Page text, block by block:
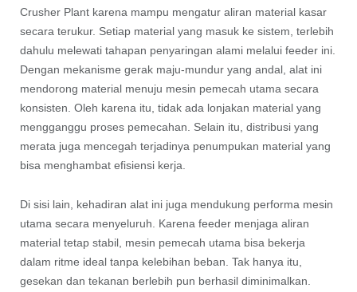
Crusher Plant karena mampu mengatur aliran material kasar
secara terukur. Setiap material yang masuk ke sistem, terlebih
dahulu melewati tahapan penyaringan alami melalui feeder ini.
Dengan mekanisme gerak maju-mundur yang andal, alat ini
mendorong material menuju mesin pemecah utama secara
konsisten. Oleh karena itu, tidak ada lonjakan material yang
mengganggu proses pemecahan. Selain itu, distribusi yang
merata juga mencegah terjadinya penumpukan material yang
bisa menghambat efisiensi kerja.
Di sisi lain, kehadiran alat ini juga mendukung performa mesin
utama secara menyeluruh. Karena feeder menjaga aliran
material tetap stabil, mesin pemecah utama bisa bekerja
dalam ritme ideal tanpa kelebihan beban. Tak hanya itu,
gesekan dan tekanan berlebih pun berhasil diminimalkan.